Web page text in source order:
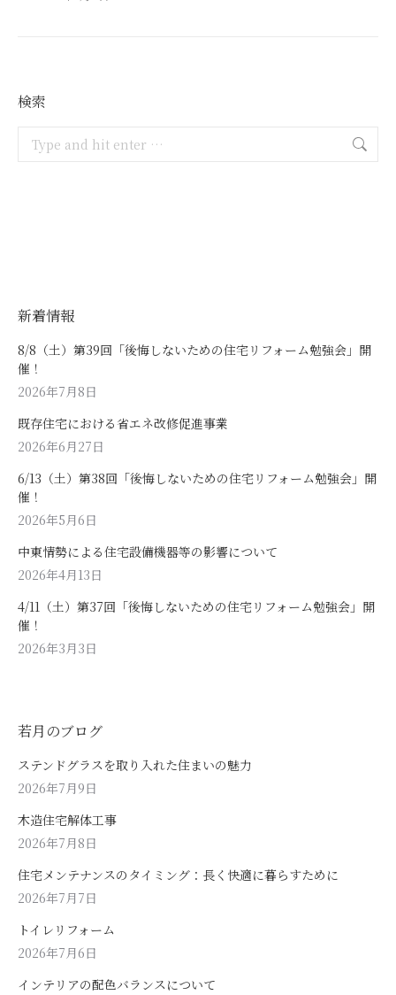
検索
新着情報
8/8（土）第39回「後悔しないための住宅リフォーム勉強会」開
催！
2026年7月8日
既存住宅における省エネ改修促進事業
2026年6月27日
6/13（土）第38回「後悔しないための住宅リフォーム勉強会」開
催！
2026年5月6日
中東情勢による住宅設備機器等の影響について
2026年4月13日
4/11（土）第37回「後悔しないための住宅リフォーム勉強会」開
催！
2026年3月3日
若月のブログ
ステンドグラスを取り入れた住まいの魅力
2026年7月9日
木造住宅解体工事
2026年7月8日
住宅メンテナンスのタイミング：長く快適に暮らすために
2026年7月7日
トイレリフォーム
2026年7月6日
インテリアの配色バランスについて